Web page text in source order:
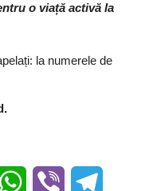
o viață activă la
la numerele de
WhatsApp
Viber